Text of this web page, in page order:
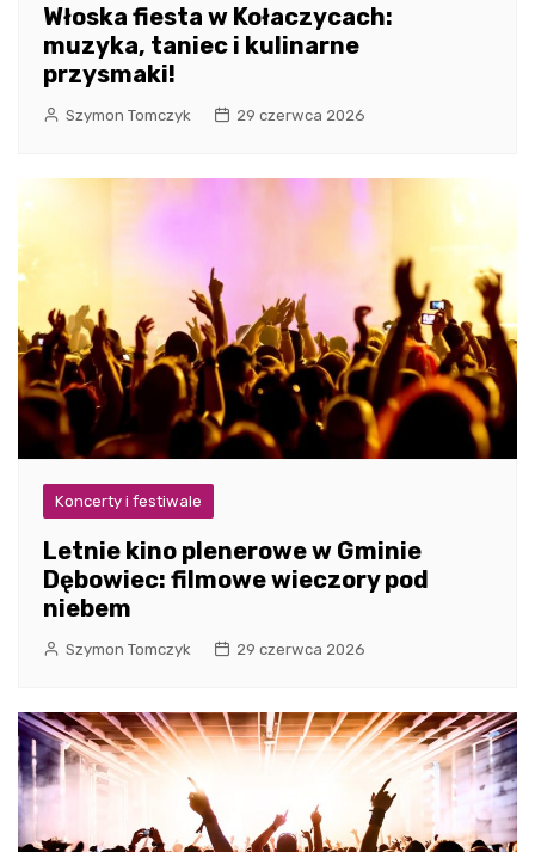
Włoska fiesta w Kołaczycach:
muzyka, taniec i kulinarne
przysmaki!
Szymon Tomczyk 29 czerwca 2026
Koncerty i festiwale
Letnie kino plenerowe w Gminie
Dębowiec: filmowe wieczory pod
niebem
Szymon Tomczyk 29 czerwca 2026